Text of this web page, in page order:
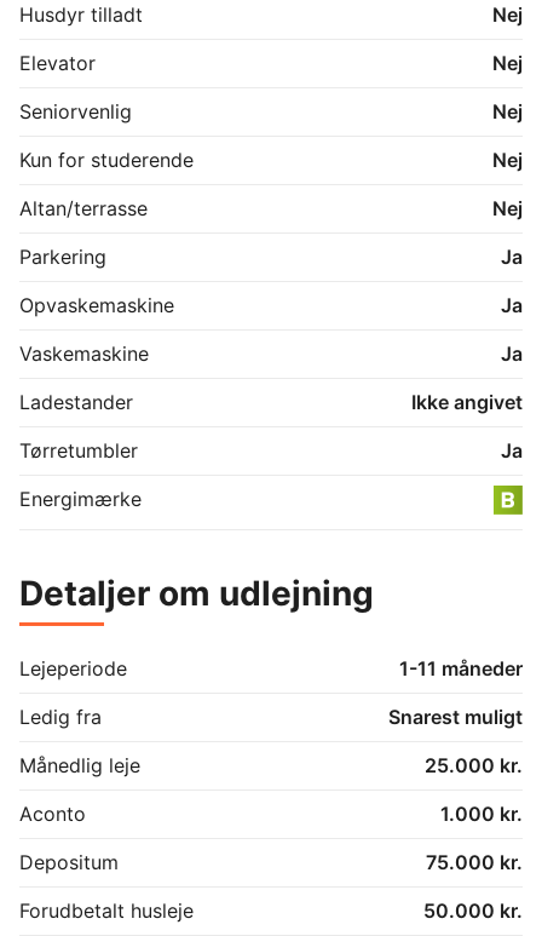
Husdyr tilladt
Nej
Elevator
Nej
Seniorvenlig
Nej
Kun for studerende
Nej
Altan/terrasse
Nej
Parkering
Ja
Opvaskemaskine
Ja
Vaskemaskine
Ja
Ladestander
Ikke angivet
Tørretumbler
Ja
Energimærke
Detaljer om udlejning
Lejeperiode
1-11 måneder
Ledig fra
Snarest muligt
Månedlig leje
25.000 kr.
Aconto
1.000 kr.
Depositum
75.000 kr.
Forudbetalt husleje
50.000 kr.